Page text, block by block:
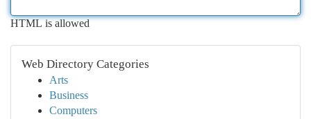
HTML is allowed
Web Directory Categories
Arts
Business
Computers